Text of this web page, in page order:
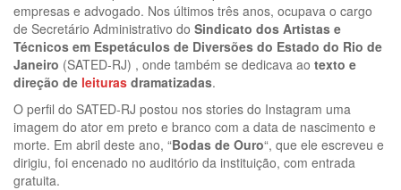
empresas e advogado. Nos últimos três anos, ocupava o cargo
de Secretário Administrativo do Sindicato dos Artistas e
Técnicos em Espetáculos de Diversões do Estado do Rio de
Janeiro (SATED-RJ) , onde também se dedicava ao texto e
direção de leituras dramatizadas.
O perfil do SATED-RJ postou nos stories do Instagram uma
imagem do ator em preto e branco com a data de nascimento e
morte. Em abril deste ano, “Bodas de Ouro“, que ele escreveu e
dirigiu, foi encenado no auditório da instituição, com entrada
gratuita.